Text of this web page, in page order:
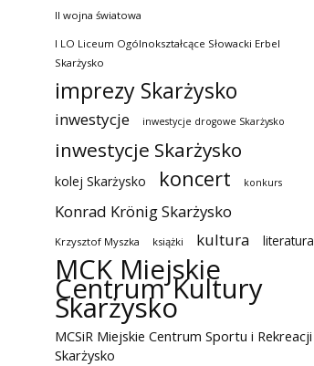
II wojna światowa
I LO Liceum Ogólnokształcące Słowacki Erbel
Skarżysko
imprezy Skarżysko
inwestycje inwestycje drogowe Skarżysko
inwestycje Skarżysko
kolej Skarżysko koncert konkurs
Konrad Krönig Skarżysko
Krzysztof Myszka książki kultura literatura
MCK Miejskie
Centrum Kultury
Skarżysko
MCSiR Miejskie Centrum Sportu i Rekreacji
Skarżysko